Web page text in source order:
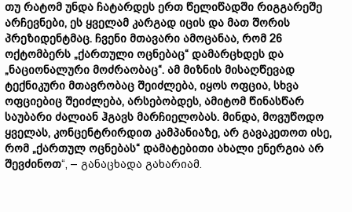
თუ რატომ უნდა ჩატარდეს ერთ წელიწადში რიგგარეშე
არჩევნები, ეს ყველამ კარგად იცის და მათ შორის
პრეზიდენტმაც. ჩვენი მთავარი ამოცანაა, რომ 26
ოქტომბერს „ქართული ოცნებაც“ დამარცხდეს და
„ნაციონალური მოძრაობაც“. ამ მიზნის მისაღწევად
ტექნიკური მთავრობაც შეიძლება, იყოს ოფცია, სხვა
ოფციებიც შეიძლება, არსებობდეს, ამიტომ წინასწარ
საუბარი ძალიან ჰგავს მარჩიელობას. მინდა, მოვუწოდო
ყველას, კონცენტრირდით კამპანიაზე, არ გავაკეთოთ ისე,
რომ „ქართულ ოცნებას“ დამატებითი ახალი ენერგია არ
შევძინოთ“, – განაცხადა გახარიამ.